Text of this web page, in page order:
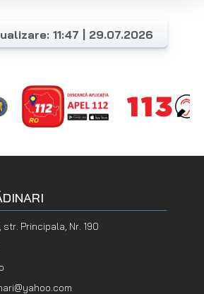
11:47 | 29.07.2026
str. Principala, Nr. 190